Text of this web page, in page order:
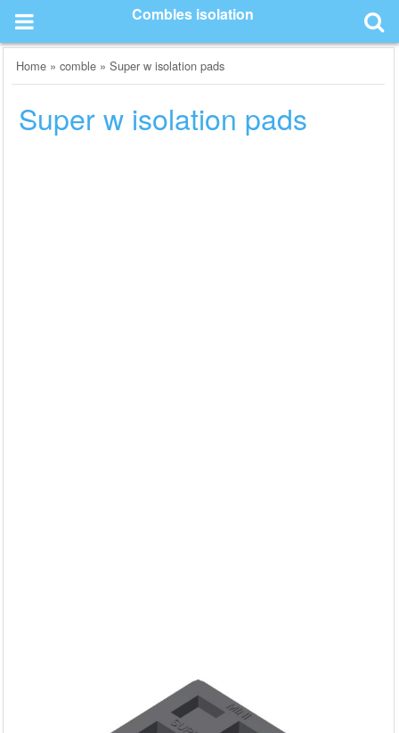
content
Combles isolation
Home »comble »Super w isolation pads
Super w isolation pads